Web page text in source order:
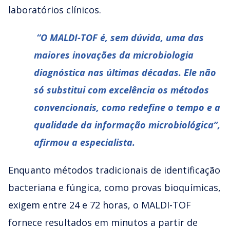
laboratórios clínicos.
⁠“O MALDI-TOF é, sem dúvida, uma das
maiores inovações da microbiologia
diagnóstica nas últimas décadas. Ele não
só substitui com excelência os métodos
convencionais, como redefine o tempo e a
qualidade da informação microbiológica”,
afirmou a especialista.
Enquanto métodos tradicionais de identificação
bacteriana e fúngica, como provas bioquímicas,
exigem entre 24 e 72 horas, o MALDI-TOF
fornece resultados em minutos a partir de